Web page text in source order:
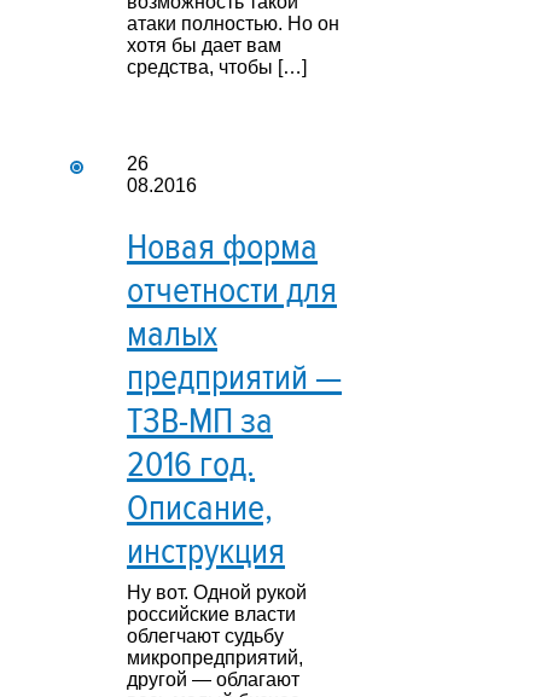
атаки полностью. Но он
хотя бы дает вам
средства, чтобы […]
26
08.2016
Новая форма
отчетности для
малых
предприятий —
ТЗВ-МП за
2016 год.
Описание,
инструкция
Ну вот. Одной рукой
российские власти
облегчают судьбу
микропредприятий,
другой — облагают